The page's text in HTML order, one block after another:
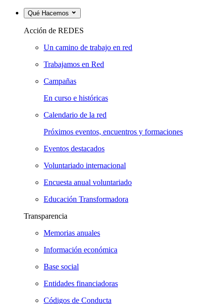
Qué Hacemos
Acción de REDES
Un camino de trabajo en red
Trabajamos en Red
Campañas
En curso e históricas
Calendario de la red
Próximos eventos, encuentros y formaciones
Eventos destacados
Voluntariado internacional
Encuesta anual voluntariado
Educación Transformadora
Transparencia
Memorias anuales
Información económica
Base social
Entidades financiadoras
Códigos de Conducta